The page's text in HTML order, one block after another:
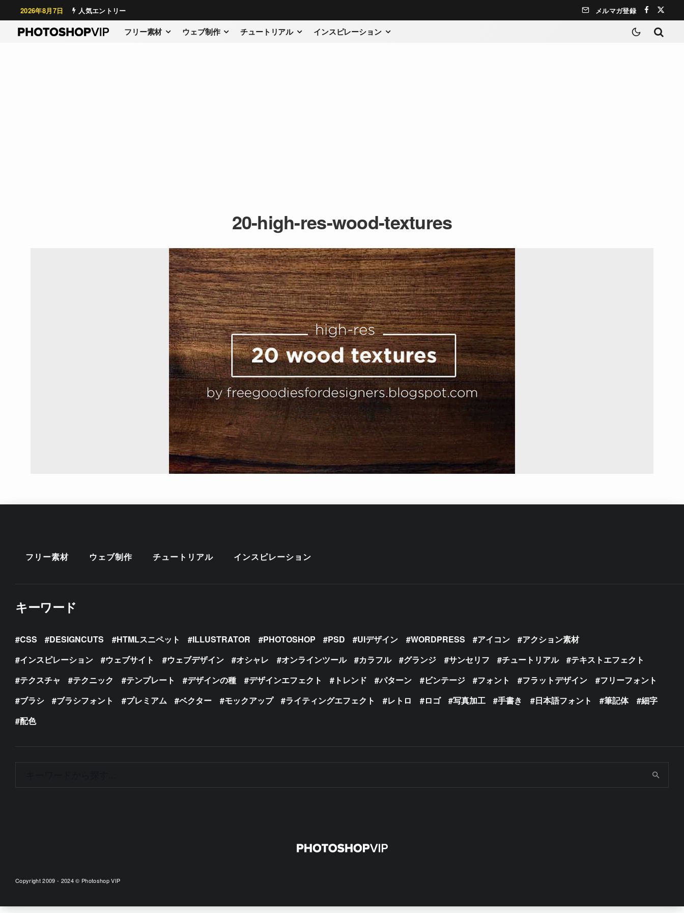
2026年8月7日 人気エントリー メルマガ登録
フリー素材 ウェブ制作 チュートリアル インスピレーション
20-high-res-wood-textures
フリー素材 ウェブ制作 チュートリアル インスピレーション
キーワード
CSS DESIGNCUTS HTMLスニペット ILLUSTRATOR PHOTOSHOP PSD UIデザイン WORDPRESS アイコン
アクション素材
インスピレーション
ウェブサイト ウェブデザイン オシャレ オンラインツール カラフル グランジ サンセリフ チュートリアル
テキストエフェクト
テクスチャ
テクニック テンプレート デザインの種 デザインエフェクト トレンド パターン ビンテージ フォント フラットデザイン
フリーフォント
ブラシ
ブラシフォント プレミアム ベクター モックアップ ライティングエフェクト レトロ ロゴ 写真加工 手書き 日本語フォント 筆記体
細字
配色
Copyright 2009 - 2024 © Photoshop VIP